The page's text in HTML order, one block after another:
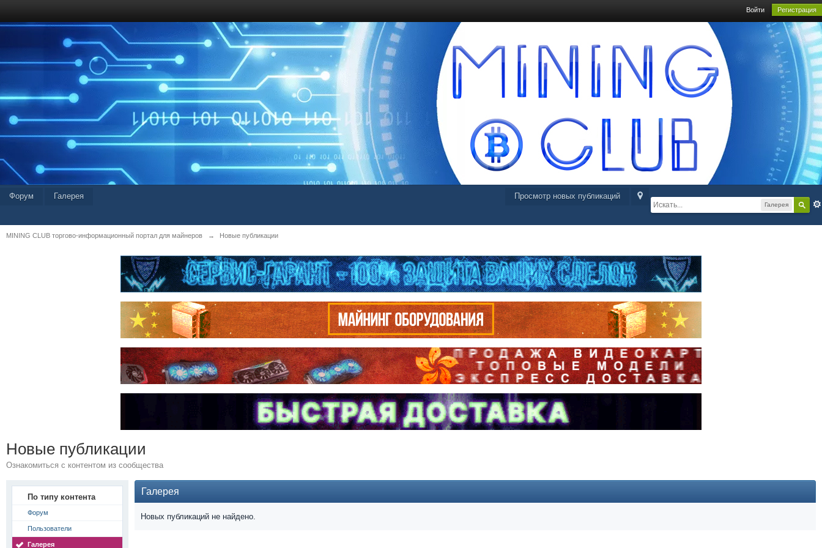
Войти Регистрация
Галерея
Просмотр новых публикаций
Форум Галерея
MINING CLUB торгово-информационный портал для майнеров → Новые публикации
Новые публикации
Ознакомиться с контентом из сообщества
По типу контента
Форум
Пользователи
Галерея
Галерея
Новых публикаций не найдено.